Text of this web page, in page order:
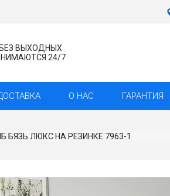
ВЫХОДНЫХ
24/7
О НАС ГАРАНТИЯ
БЯЗЬ ЛЮКС НА РЕЗИНКЕ 7963-1